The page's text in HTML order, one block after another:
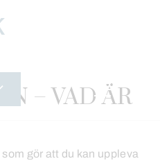
– VAD ÄR
gör att du kan uppleva